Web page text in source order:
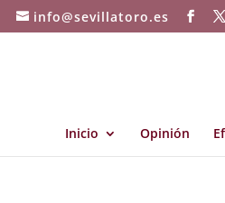
info@sevillatoro.es
Inicio Opinión